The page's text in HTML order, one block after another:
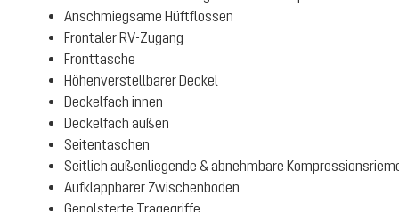
Anschmiegsame Hüftflossen
Frontaler RV-Zugang
Fronttasche
Höhenverstellbarer Deckel
Deckelfach innen
Deckelfach außen
Seitentaschen
Seitlich außenliegende & abnehmbare
Aufklappbarer Zwischenboden
Gepolsterte Tragegriffe